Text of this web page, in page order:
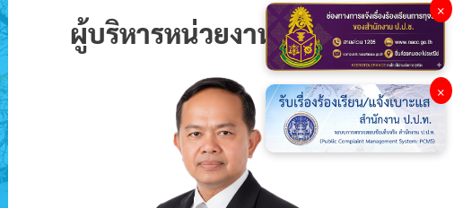
ผู้บริหารหน่วยงาน
×
×